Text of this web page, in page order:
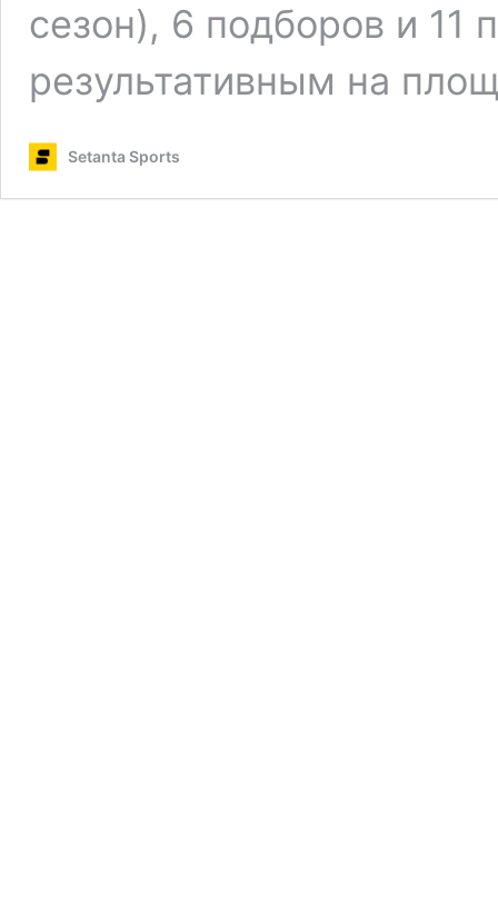
сезон), 6 подборов и
результативным на
Setanta Sports